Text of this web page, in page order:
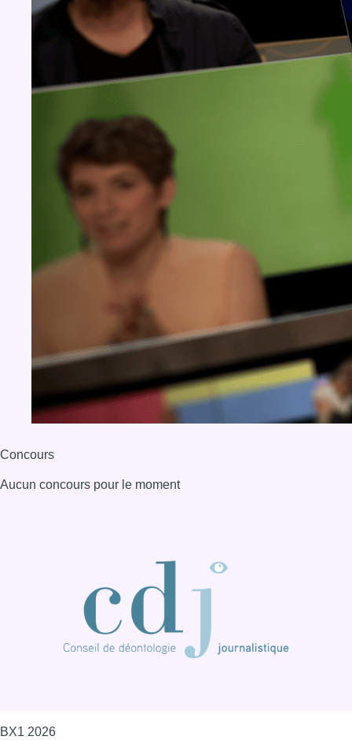
Concours
Aucun concours pour le moment
BX1 2026